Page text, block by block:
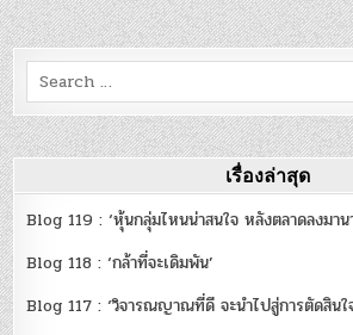
ข้อคิด
จาก
หนังสือ
The
Search
for:
เรื่องล่าสุด
Blog 119 : ‘หุ้นกลุ่มไหนน่าสนใจ หลังตลาดลงมาน
Blog 118 : ‘กล้าที่จะเดิมพัน’
Blog 117 : ‘วิจารณญาณที่ดี จะนำไปสู่การตัดสินใ